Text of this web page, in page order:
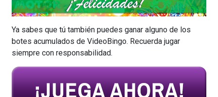
Ya sabes que tú también puedes ganar alguno de los
botes acumulados de VideoBingo. Recuerda jugar
siempre con responsabilidad.